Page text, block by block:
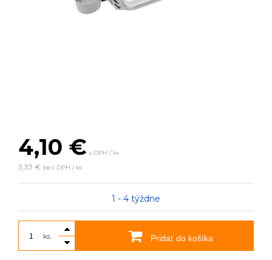
4,10 € s DPH / ks
3,33 € bez DPH / ks
1 - 4 týždne
ks Pridať do košíka